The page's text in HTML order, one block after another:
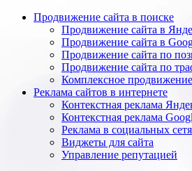
Продвижение сайта в поиске
Продвижение сайта в
Продвижение сайта в
Продвижение сайта по
Продвижение сайта по
Комплексное
Реклама сайтов в интернете
Контекстная реклама
Контекстная реклама
Реклама в социальных
Виджеты для сайта
Управление репутацией